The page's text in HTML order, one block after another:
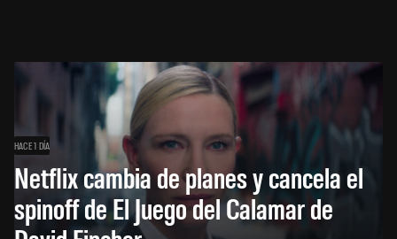
HACE 1 DÍA
Netflix cambia de planes y cancela el
spinoff de El Juego del Calamar de